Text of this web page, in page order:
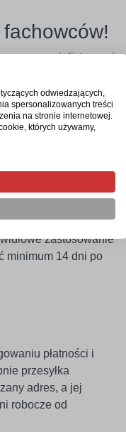
specjalistycznej
przenieść
następnie zdjąć folię
najlepszy efekt,
dni od zakupu.
ścian pokrytych
(np. ceramicznymi,
Producent nie
zastosowanie
minimum 14 dni po
płatności i
przesyłka
adres, a jej
robocze od
odwiedzających,
spersonalizowanych treści
na stronie internetowej.
których używamy,